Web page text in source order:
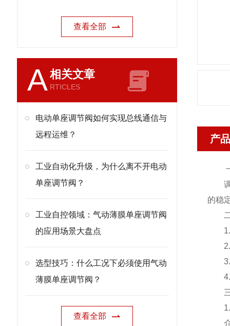
查看全部
A相关文章
RTICLES
电动单座调节阀如何实现总线通信与
远程运维？
工业自动化升级，为什么离不开电动
单座调节阀？
工业自控领域：气动薄膜单座调节阀
的应用场景大盘点
选型技巧：什么工况下必须使用气动
薄膜单座调节阀？
查看全部
产
一
调
的稳
二
1.
2.
3.
4.
三
1.
介